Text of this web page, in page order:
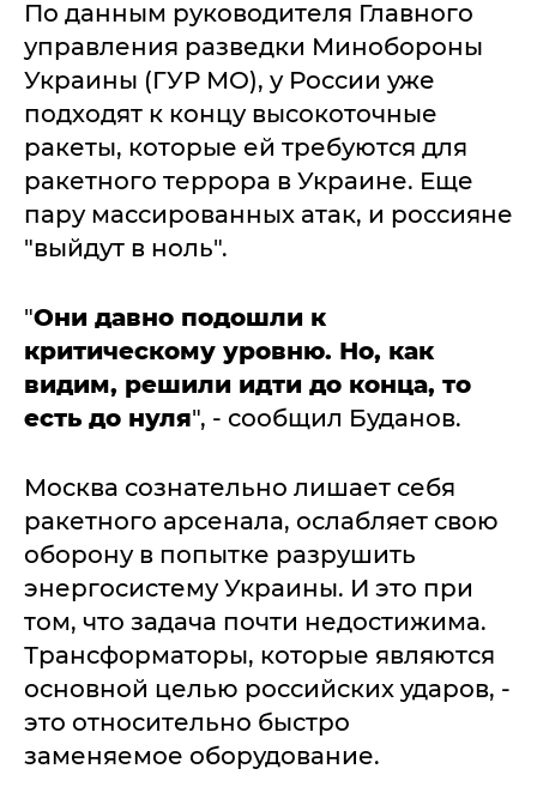
По данным руководителя Главного
управления разведки Минобороны
Украины (ГУР МО), у России уже
подходят к концу высокоточные
ракеты, которые ей требуются для
ракетного террора в Украине. Еще
пару массированных атак, и россияне
"выйдут в ноль".
"Они давно подошли к
критическому уровню. Но, как
видим, решили идти до конца, то
есть до нуля", - сообщил Буданов.
Москва сознательно лишает себя
ракетного арсенала, ослабляет свою
оборону в попытке разрушить
энергосистему Украины. И это при
том, что задача почти недостижима.
Трансформаторы, которые являются
основной целью российских ударов, -
это относительно быстро
заменяемое оборудование.